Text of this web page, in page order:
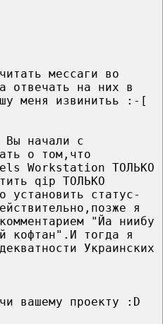
мессаги во
отвечать на них в
меня извинитьь :-[
Вы начали с
о том,что
Workstation ТОЛЬКО
qip ТОЛЬКО
установить статус-
я
"Йа ниибу
кофтан".И тогда я
Украинских
вашему проекту :D